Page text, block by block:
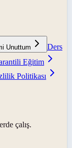
Unuttum
Ders
Eğitim
Politikası
çalış.